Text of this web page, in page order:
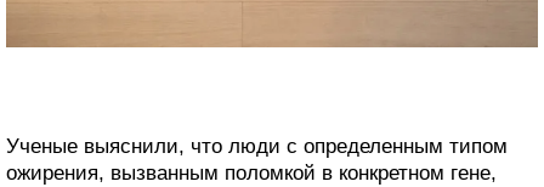
Ученые выяснили, что люди с определенным типом
ожирения, вызванным поломкой в конкретном гене,